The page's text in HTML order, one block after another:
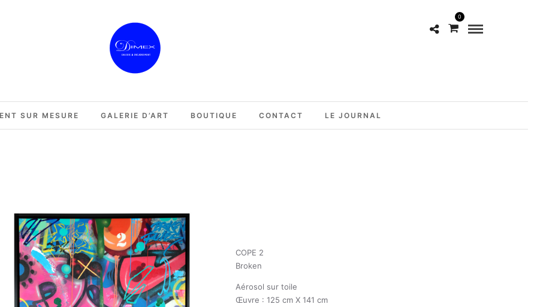
0
SUR MESURE GALERIE D’ART BOUTIQUE CONTACT LE JOURNAL
COPE 2
Broken
Aérosol sur toile
Œuvre : 125 cm X 141 cm